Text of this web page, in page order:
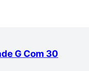
G Com 30